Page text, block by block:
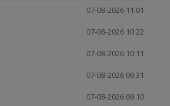
07-08-2026 11:01
07-08-2026 10:22
07-08-2026 10:11
07-08-2026 09:31
07-08-2026 09:10